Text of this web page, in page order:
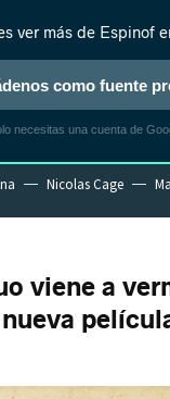
REALITY ANIME
Nicolas Cage
viene a
ver más de Espinof
como fuente
necesitas una cuenta de